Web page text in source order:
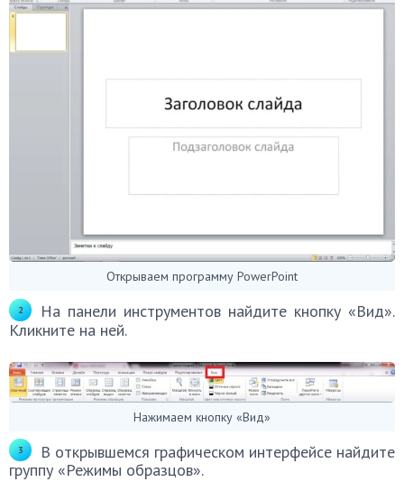
Открываем программу PowerPoint
На панели инструментов найдите кнопку «Вид».
Кликните на ней.
Нажимаем кнопку «Вид»
В открывшемся графическом интерфейсе найдите
группу «Режимы образцов».